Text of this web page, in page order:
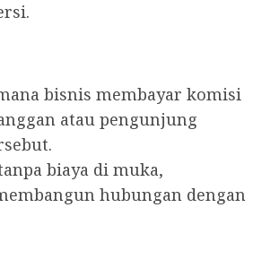
bisnis membayar komisi
atau pengunjung
biaya di muka,
hubungan dengan